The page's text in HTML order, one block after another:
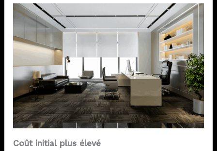
Coût initial plus élevé